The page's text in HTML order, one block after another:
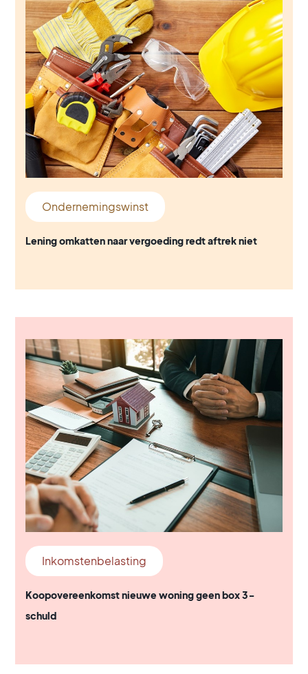
Ondernemingswinst
Lening omkatten naar vergoeding redt aftrek niet
Inkomstenbelasting
Koopovereenkomst nieuwe woning geen box 3-
schuld